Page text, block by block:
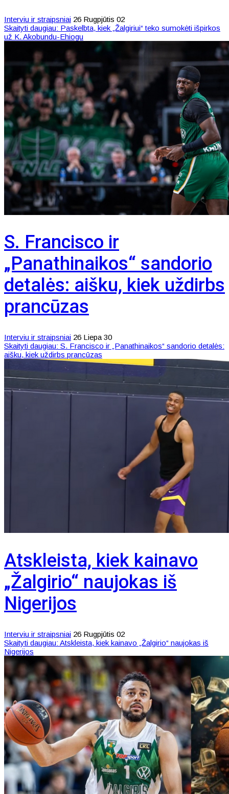
Interviu ir straipsniai 26 Rugpjūtis 02
Skaityti daugiau: Paskelbta, kiek „Žalgiriui“ teko sumokėti išpirkos
už K. Akobundu-Ehiogu
S. Francisco ir
„Panathinaikos“ sandorio
detalės: aišku, kiek uždirbs
prancūzas
Interviu ir straipsniai 26 Liepa 30
Skaityti daugiau: S. Francisco ir „Panathinaikos“ sandorio detalės:
aišku, kiek uždirbs prancūzas
Atskleista, kiek kainavo
„Žalgirio“ naujokas iš
Nigerijos
Interviu ir straipsniai 26 Rugpjūtis 02
Skaityti daugiau: Atskleista, kiek kainavo „Žalgirio“ naujokas iš
Nigerijos